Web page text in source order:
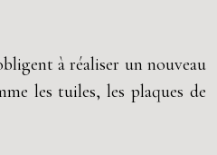
à réaliser un nouveau
les tuiles, les plaques de